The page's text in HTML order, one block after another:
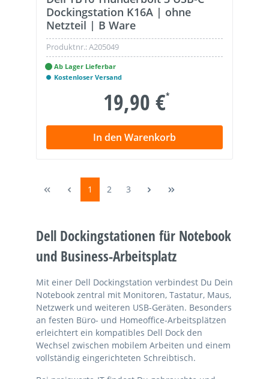
Dockingstation K16A | ohne
Netzteil | B Ware
Produktnr.:A205049
Ab Lager Lieferbar
Kostenloser Versand
19,90 €*
In den Warenkorb
1 2 3
Dell Dockingstationen für Notebook
und Business-Arbeitsplatz
Mit einer Dell Dockingstation verbindest Du Dein
Notebook zentral mit Monitoren, Tastatur, Maus,
Netzwerk und weiteren USB-Geräten. Besonders
an festen Büro- und Homeoffice-Arbeitsplätzen
erleichtert ein kompatibles Dell Dock den
Wechsel zwischen mobilem Arbeiten und einem
vollständig eingerichteten Schreibtisch.